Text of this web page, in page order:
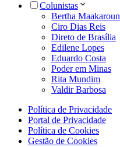
Colunistas
Bertha Maakaroun
Ciro Dias Reis
Direto de Brasília
Edilene Lopes
Eduardo Costa
Poder em Minas
Rita Mundim
Valdir Barbosa
Política de Privacidade
Portal de Privacidade
Política de Cookies
Gestão de Cookies